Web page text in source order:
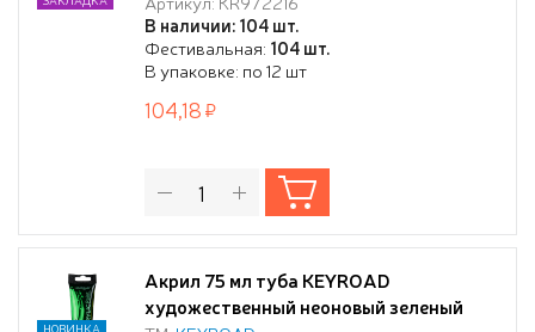
В наличии: 104 шт.
Фестивальная: 104 шт.
В упаковке: по 12 шт
104,18
Акрил 75 мл туба KEYROAD
художественный неоновый зеленый
НОВИНКА